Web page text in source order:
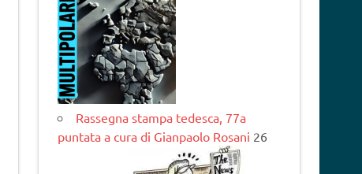
Rassegna stampa tedesca, 77a
puntata a cura di Gianpaolo Rosani 26